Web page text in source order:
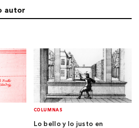
autor
COLUMNAS
Lo bello y lo justo en